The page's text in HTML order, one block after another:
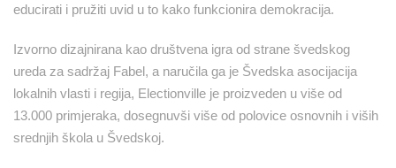
educirati i pružiti uvid u to kako funkcionira demokracija.
Izvorno dizajnirana kao društvena igra od strane švedskog
ureda za sadržaj Fabel, a naručila ga je Švedska asocijacija
lokalnih vlasti i regija, Electionville je proizveden u više od
13.000 primjeraka, dosegnuvši više od polovice osnovnih i viših
srednjih škola u Švedskoj.